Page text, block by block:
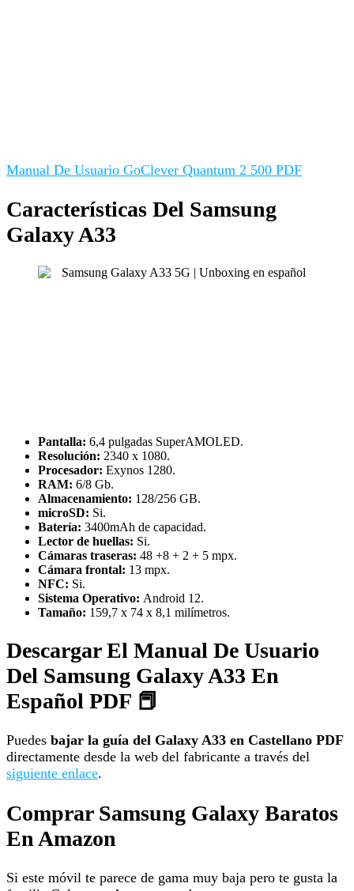
Manual De Usuario GoClever Quantum 2 500 PDF
Características Del Samsung
Galaxy A33
Pantalla: 6,4 pulgadas SuperAMOLED.
Resolución: 2340 x 1080.
Procesador: Exynos 1280.
RAM: 6/8 Gb.
Almacenamiento: 128/256 GB.
microSD: Si.
Batería: 3400mAh de capacidad.
Lector de huellas: Si.
Cámaras traseras: 48 +8 + 2 + 5 mpx.
Cámara frontal: 13 mpx.
NFC: Si.
Sistema Operativo: Android 12.
Tamaño: 159,7 x 74 x 8,1 milímetros.
Descargar El Manual De Usuario
Del Samsung Galaxy A33 En
Español PDF 📕
Puedes bajar la guía del Galaxy A33 en Castellano PDF
directamente desde la web del fabricante a través del
siguiente enlace.
Comprar Samsung Galaxy Baratos
En Amazon
Si este móvil te parece de gama muy baja pero te gusta la